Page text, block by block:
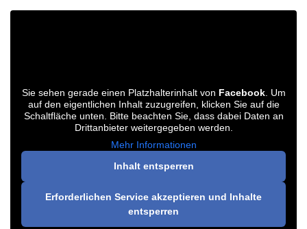
Sie sehen gerade einen Platzhalterinhalt von Facebook. Um
auf den eigentlichen Inhalt zuzugreifen, klicken Sie auf die
Schaltfläche unten. Bitte beachten Sie, dass dabei Daten an
Drittanbieter weitergegeben werden.
Mehr Informationen
Inhalt entsperren
Erforderlichen Service akzeptieren und Inhalte
entsperren